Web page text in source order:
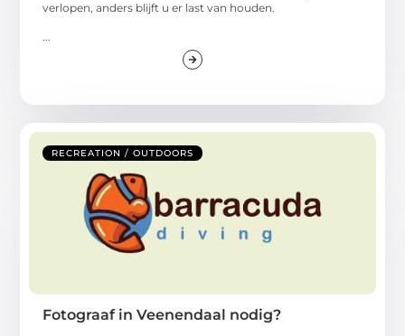
verlopen, anders blijft u er last van houden.
...
RECREATION / OUTDOORS
Fotograaf in Veenendaal nodig?